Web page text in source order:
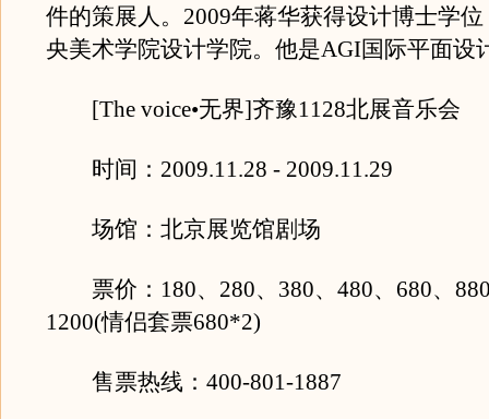
件的策展人。2009年蒋华获得设计博士学
央美术学院设计学院。他是AGI国际平面设
[The voice•无界]齐豫1128北展音乐会
时间：2009.11.28 - 2009.11.29
场馆：北京展览馆剧场
票价：180、280、380、480、680、
1200(情侣套票680*2)
售票热线：400-801-1887